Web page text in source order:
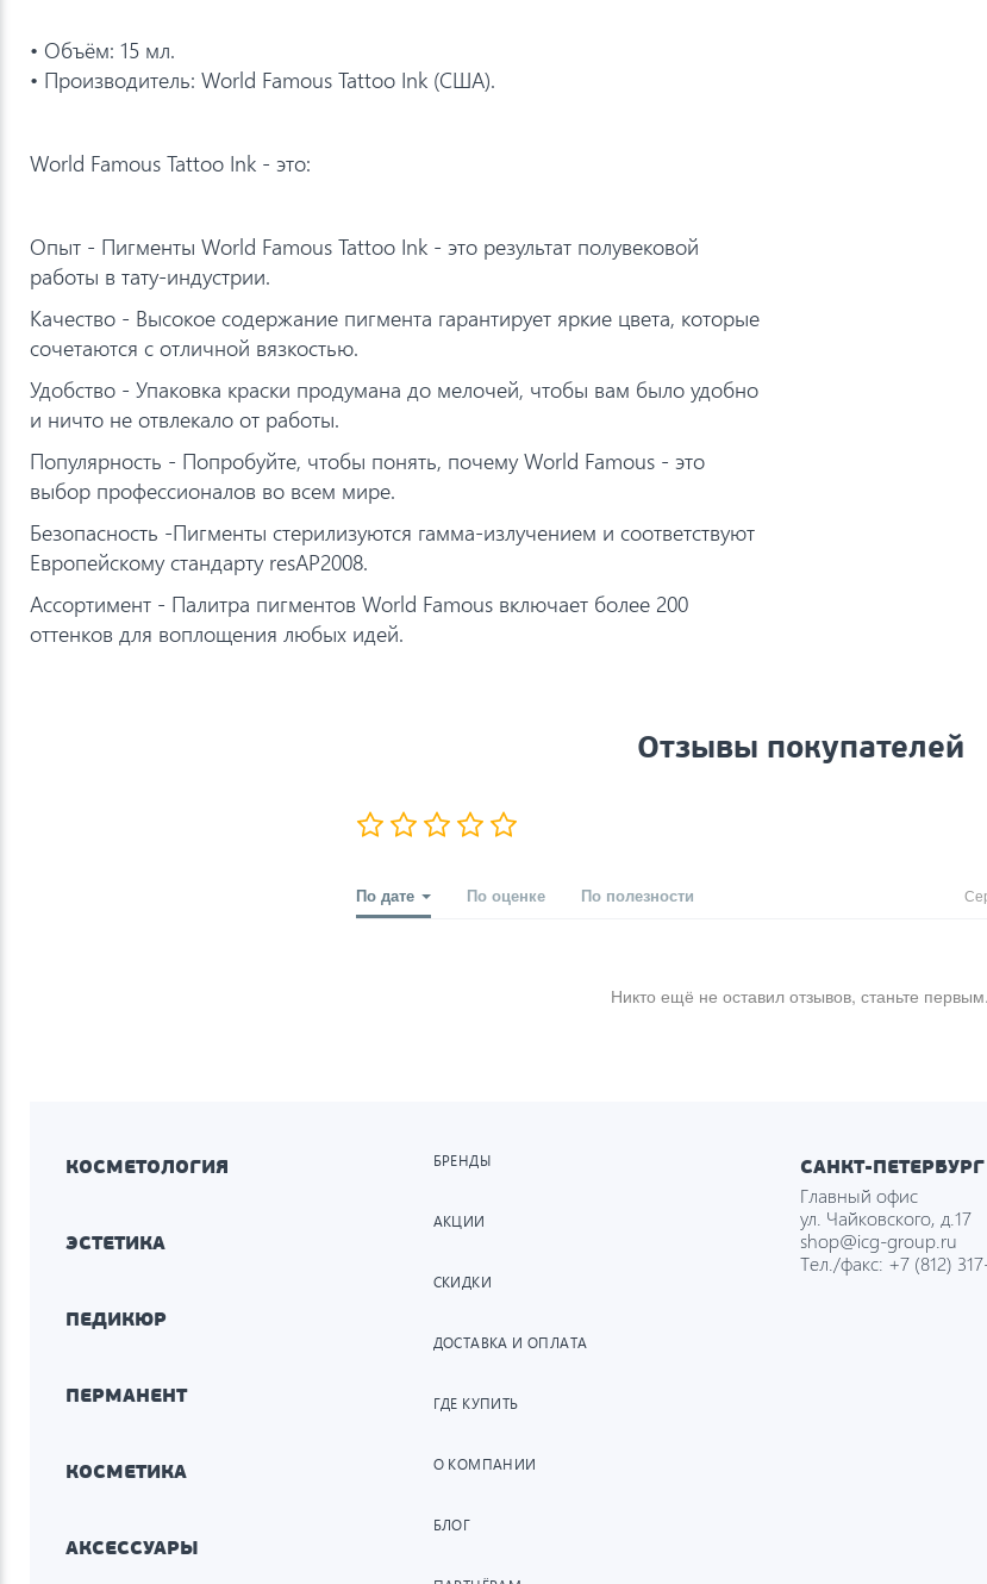
• Объём: 15 мл.
• Производитель: World Famous Tattoo Ink (США).
World Famous Tattoo Ink - это:
Опыт - Пигменты World Famous Tattoo Ink - это результат полувековой
работы в тату-индустрии.
Качество - Высокое содержание пигмента гарантирует яркие цвета, которые
сочетаются с отличной вязкостью.
Удобство - Упаковка краски продумана до мелочей, чтобы вам было удобно
и ничто не отвлекало от работы.
Популярность - Попробуйте, чтобы понять, почему World Famous - это
выбор профессионалов во всем мире.
Безопасность -Пигменты стерилизуются гамма-излучением и соответствуют
Европейскому стандарту resAP2008.
Ассортимент - Палитра пигментов World Famous включает более 200
оттенков для воплощения любых идей.
Отзывы покупателей
По дате По оценке По полезности
Никто ещё не оставил отзывов, станьте первым.
КОСМЕТОЛОГИЯ
ЭСТЕТИКА
ПЕДИКЮР
ПЕРМАНЕНТ
КОСМЕТИКА
АКСЕССУАРЫ
БРЕНДЫ
АКЦИИ
СКИДКИ
ДОСТАВКА И ОПЛАТА
ГДЕ КУПИТЬ
О КОМПАНИИ
БЛОГ
САНКТ-ПЕТЕРБУРГ
Главный офис
ул. Чайковского, д.17
shop@icg-group.ru
Тел./факс: +7 (812)